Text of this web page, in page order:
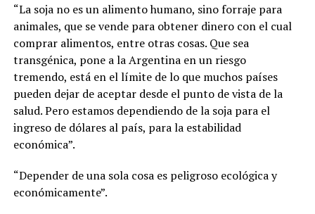
“La soja no es un alimento humano, sino forraje para
animales, que se vende para obtener dinero con el cual
comprar alimentos, entre otras cosas. Que sea
transgénica, pone a la Argentina en un riesgo
tremendo, está en el límite de lo que muchos países
pueden dejar de aceptar desde el punto de vista de la
salud. Pero estamos dependiendo de la soja para el
ingreso de dólares al país, para la estabilidad
económica”.
“Depender de una sola cosa es peligroso ecológica y
económicamente”.